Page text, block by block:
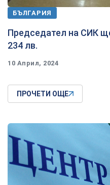
БЪЛГАРИЯ
Председател на СИК
234 лв.
10 Април, 2024
ПРОЧЕТИ ОЩЕ